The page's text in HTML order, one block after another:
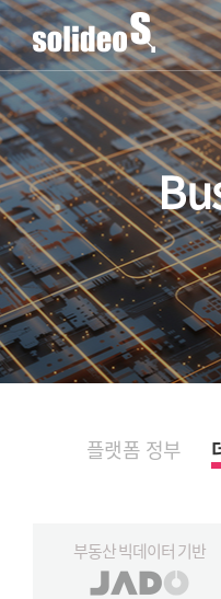
플랫폼 정부
부동산빅데이터 기반